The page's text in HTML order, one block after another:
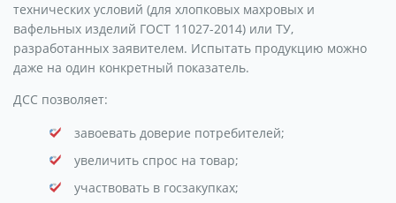
технических условий (для хлопковых махровых и
вафельных изделий ГОСТ 11027-2014) или ТУ,
разработанных заявителем. Испытать продукцию можно
даже на один конкретный показатель.
ДСС позволяет:
завоевать доверие потребителей;
увеличить спрос на товар;
участвовать в госзакупках;